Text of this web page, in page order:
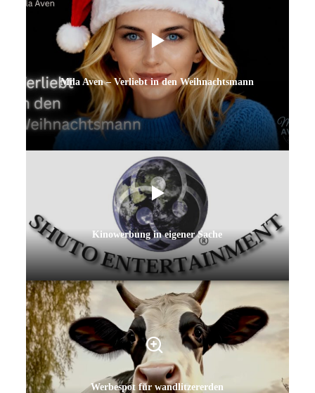
Mila Aven – Verliebt in den Weihnachtsmann
Kinowerbung in eigener Sache
Werbespot für wandlitzererden